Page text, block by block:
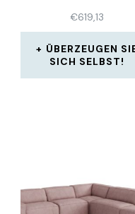
NEU
€619,13
ÜBERZEUGEN
SICH SELBST!